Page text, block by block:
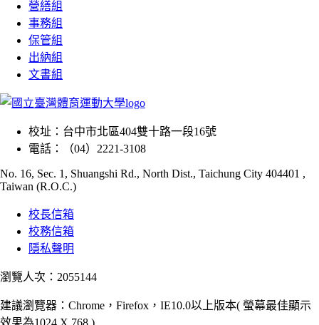
營繕組
事務組
保管組
出納組
文書組
校址： 台中市北區404雙十路一段16號
電話：
（04）2221-3108
No. 16, Sec. 1, Shuangshi Rd., North Dist., Taichung City 404401 ,
Taiwan (R.O.C.)
校長信箱
校務信箱
隱私聲明
瀏覽人次：2055144
建議瀏覽器：Chrome，Firefox，IE10.0以上版本( 螢幕最佳顯示
效果為1024 X 768 )